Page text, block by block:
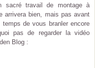
travail de montage à
arrivera bien, mais pas avant
de vous branler encore
pas de regarder la vidéo
Blog :